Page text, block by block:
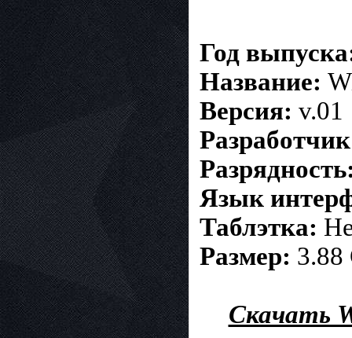
Год
Название:
Версия: v.01
Язык
Таблэтка:
Размер: 3.88
Скачать